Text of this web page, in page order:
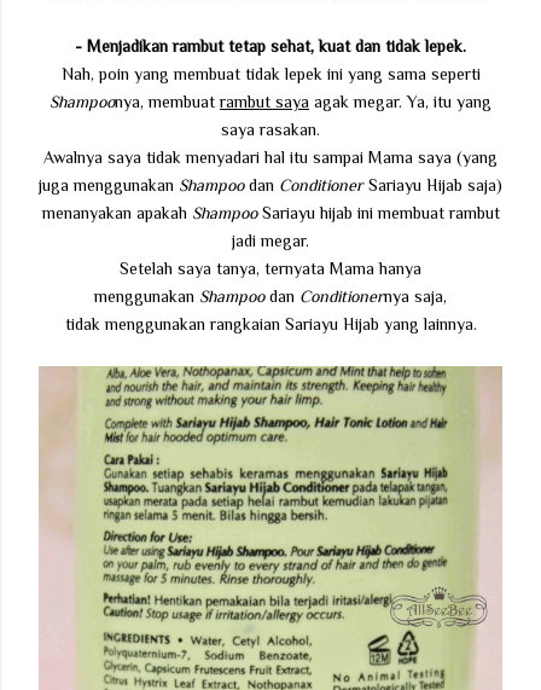
- Menjadikan rambut tetap sehat, kuat dan tidak lepek.
Nah, poin yang membuat tidak lepek ini yang sama seperti
Shampoonya, membuatrambut saya agak megar. Ya, itu yang
saya rasakan.
Awalnya saya tidak menyadari hal itu sampai Mama saya (yang
juga menggunakan Shampoodan ConditionerSariayu Hijab saja)
menanyakan apakah ShampooSariayu hijab ini membuat rambut
jadi megar.
Setelah saya tanya, ternyata Mama hanya
menggunakan Shampoodan Conditionernya saja,
tidak menggunakan rangkaian Sariayu Hijab yang lainnya.